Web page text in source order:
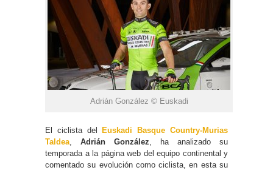
Adrián González © Euskadi
El ciclista del
Euskadi Basque Country-Murias
Taldea, Adrián González, ha analizado su
temporada a la página web del equipo continental y
comentado su evolución como ciclista, en esta su